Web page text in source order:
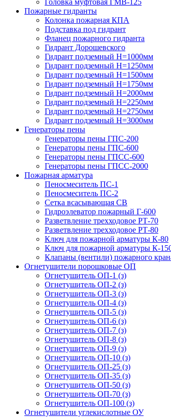
Головка муфтовая ГМВ-125
Пожарные гидранты
Колонка пожарная КПА
Подставка под гидрант
Фланец пожарного гидранта
Гидрант Дорошевского
Гидрант подземный H=1000мм
Гидрант подземный H=1250мм
Гидрант подземный H=1500мм
Гидрант подземный H=1750мм
Гидрант подземный H=2000мм
Гидрант подземный H=2250мм
Гидрант подземный H=2750мм
Гидрант подземный H=3000мм
Генераторы пены
Генераторы пены ГПС-200
Генераторы пены ГПС-600
Генераторы пены ГПСС-600
Генераторы пены ГПСС-2000
Пожарная арматура
Пеносмеситель ПС-1
Пеносмеситель ПС-2
Сетка всасывающая СВ
Гидроэлеватор пожарный Г-600
Разветвление трехходовое РТ-70
Разветвление трехходовое РТ-80
Ключ для пожарной арматуры К-80
Ключ для пожарной арматуры К-
Клапаны (вентили) пожарного
Огнетушители порошковые ОП
Огнетушитель ОП-1 (з)
Огнетушитель ОП-2 (з)
Огнетушитель ОП-3 (з)
Огнетушитель ОП-4 (з)
Огнетушитель ОП-5 (з)
Огнетушитель ОП-6 (з)
Огнетушитель ОП-7 (з)
Огнетушитель ОП-8 (з)
Огнетушитель ОП-9 (з)
Огнетушитель ОП-10 (з)
Огнетушитель ОП-25 (з)
Огнетушитель ОП-35 (з)
Огнетушитель ОП-50 (з)
Огнетушитель ОП-70 (з)
Огнетушитель ОП-100 (з)
Огнетушители углекислотные ОУ